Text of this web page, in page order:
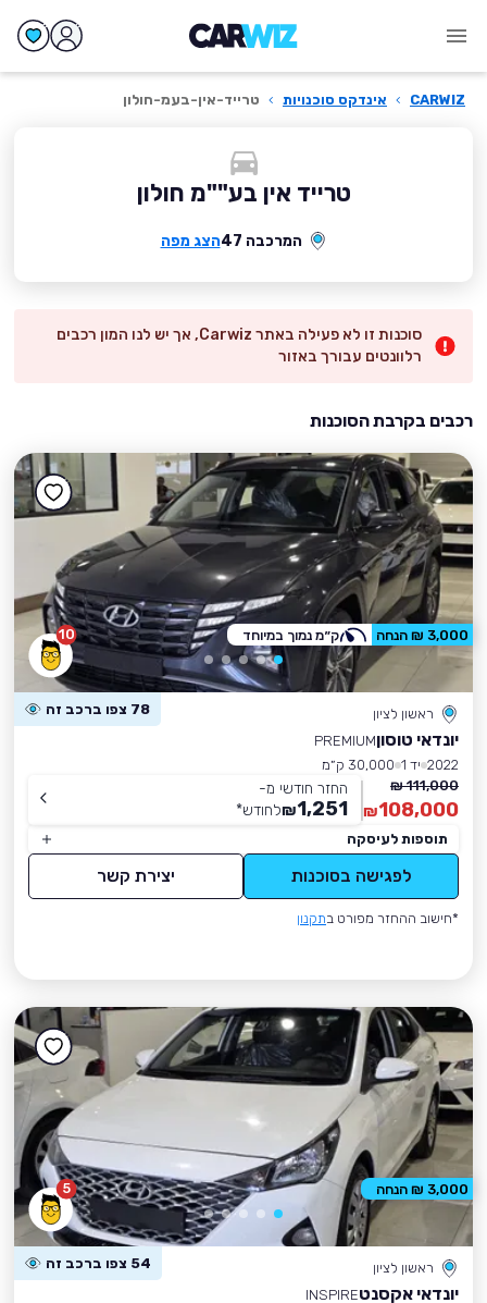
CARWIZ
› אינדקס סוכנויות › טרייד-אין-בעמ-חולון
טרייד אין בע""מ חולון
המרכבה 47 הצג מפה
סוכנות זו לא פעילה באתר Carwiz, אך יש לנו המון רכבים
רלוונטים עבורך באזור
רכבים בקרבת הסוכנות
10
ראשון לציון 78 צפו ברכב זה
יונדאי טוסוןPREMIUM
2022 יד 1
30,000 ק״מ
111,000 ₪
108,000
₪
החזר חודשי מ-
1,251
₪לחודש*
תוספות לעיסקה
לפגישה בסוכנות יצירת קשר
*חישוב ההחזר מפורט בתקנון
3,000 ₪ הנחה ק״מ נמוך במיוחד
5
ראשון לציון 54 צפו ברכב זה
יונדאי אקסנטINSPIRE
3,000 ₪ הנחה